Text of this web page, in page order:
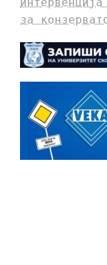
за